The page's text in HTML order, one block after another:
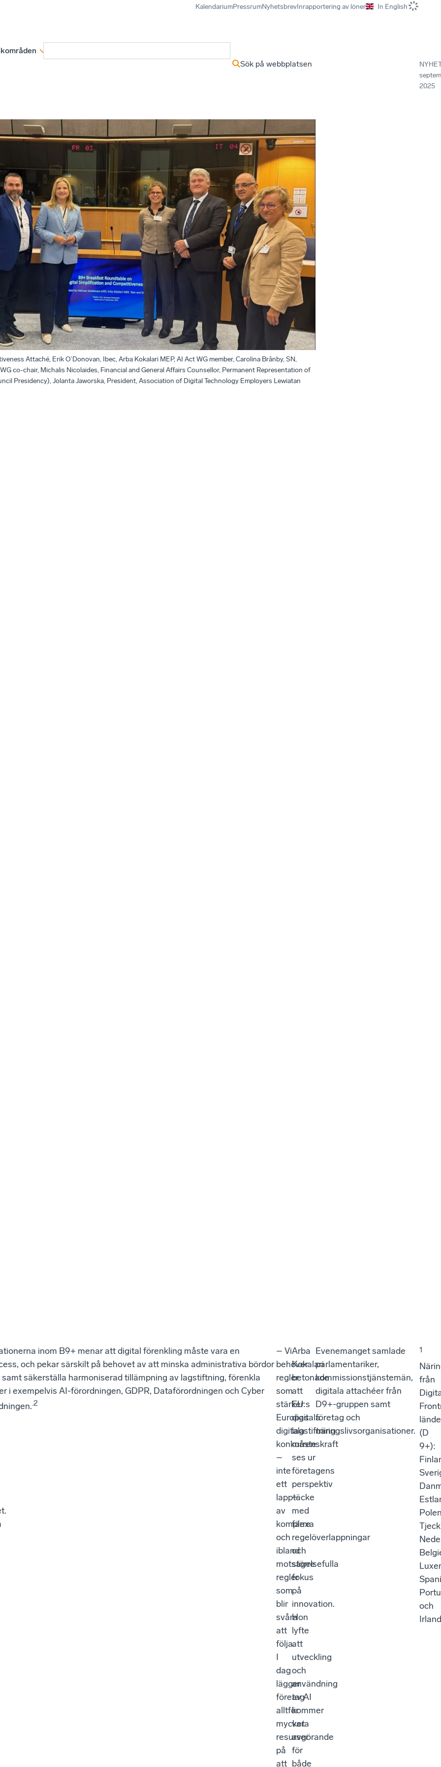
KalendariumPressrumNyhetsbrevInrapportering av löner In English
Sök på webbplatsen
2025
Attaché, Erik O’Donovan, Ibec, Arba Kokalari MEP, AI Act WG member, Carolina Brånby, SN,
co-chair, Michalis Nicolaides, Financial and General Affairs Counsellor, Permanent Representation of
Presidency), Jolanta Jaworska, President, Association of Digital Technology Employers Lewiatan
inom B9+ menar att digital förenkling måste vara en
och pekar särskilt på behovet av att minska administrativa bördor
säkerställa harmoniserad tillämpning av lagstiftning, förenkla
i exempelvis AI-förordningen, GDPR, Dataförordningen och Cyber
.2
– Vi
behöver
regler
som
stärker
Europas
digitala
konkurrenskraft
–
inte
ett
lapptäcke
av
komplexa
och
ibland
motsägelsefulla
regler
som
blir
svåra
att
följa.
I
dag
lägger
företag
alltför
mycket
resurser
på
att
Arba
Kokalari
betonade
att
EU:s
digitala
lagstiftning
måste
ses ur
företagens
perspektiv
–
med
färre
regelöverlappningar
och
större
fokus
på
innovation.
Hon
lyfte
att
utveckling
och
användning
av AI
kommer
vara
avgörande
för
både
Evenemanget samlade
parlamentariker,
kommissionstjänstemän,
digitala attachéer från
D9+-gruppen samt
företag och
näringslivsorganisationer.
1
från
(D
9+):
och